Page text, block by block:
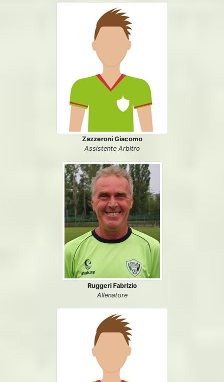
Zazzeroni Giacomo
Assistente Arbitro
Ruggeri Fabrizio
Allenatore